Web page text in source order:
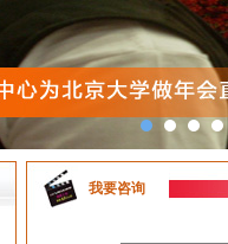
我要咨询